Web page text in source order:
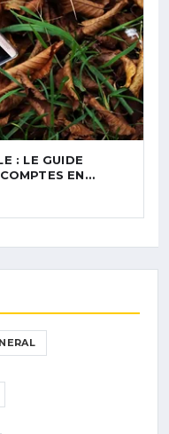
: LE GUIDE
EN…